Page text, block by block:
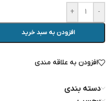
-
+
افزودن به سبد خرید
افزودن به علاقه مندی
دسته بندی